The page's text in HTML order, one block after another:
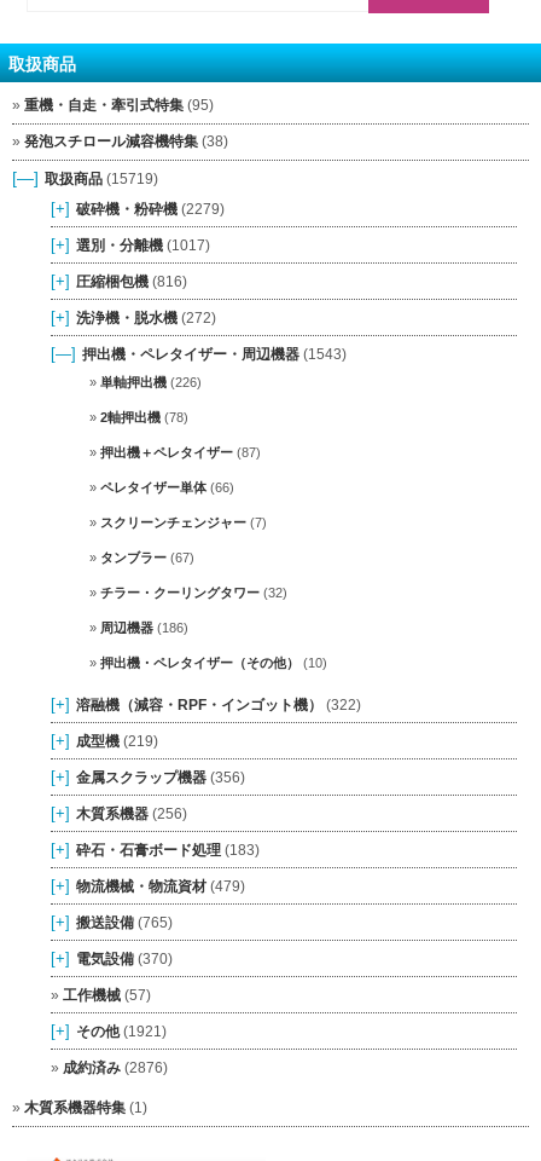
取扱商品
重機・自走・牽引式特集 (95)
発泡スチロール減容機特集 (38)
[—] 取扱商品 (15719)
[+] 破砕機・粉砕機 (2279)
[+] 選別・分離機 (1017)
[+] 圧縮梱包機 (816)
[+] 洗浄機・脱水機 (272)
[—] 押出機・ペレタイザー・周辺機器 (1543)
単軸押出機 (226)
2軸押出機 (78)
押出機＋ペレタイザー (87)
ペレタイザー単体 (66)
スクリーンチェンジャー (7)
タンブラー (67)
チラー・クーリングタワー (32)
周辺機器 (186)
押出機・ペレタイザー（その他） (10)
[+] 溶融機（減容・RPF・インゴット機） (322)
[+] 成型機 (219)
[+] 金属スクラップ機器 (356)
[+] 木質系機器 (256)
[+] 砕石・石膏ボード処理 (183)
[+] 物流機械・物流資材 (479)
[+] 搬送設備 (765)
[+] 電気設備 (370)
工作機械 (57)
[+] その他(1921)
成約済み (2876)
木質系機器特集 (1)